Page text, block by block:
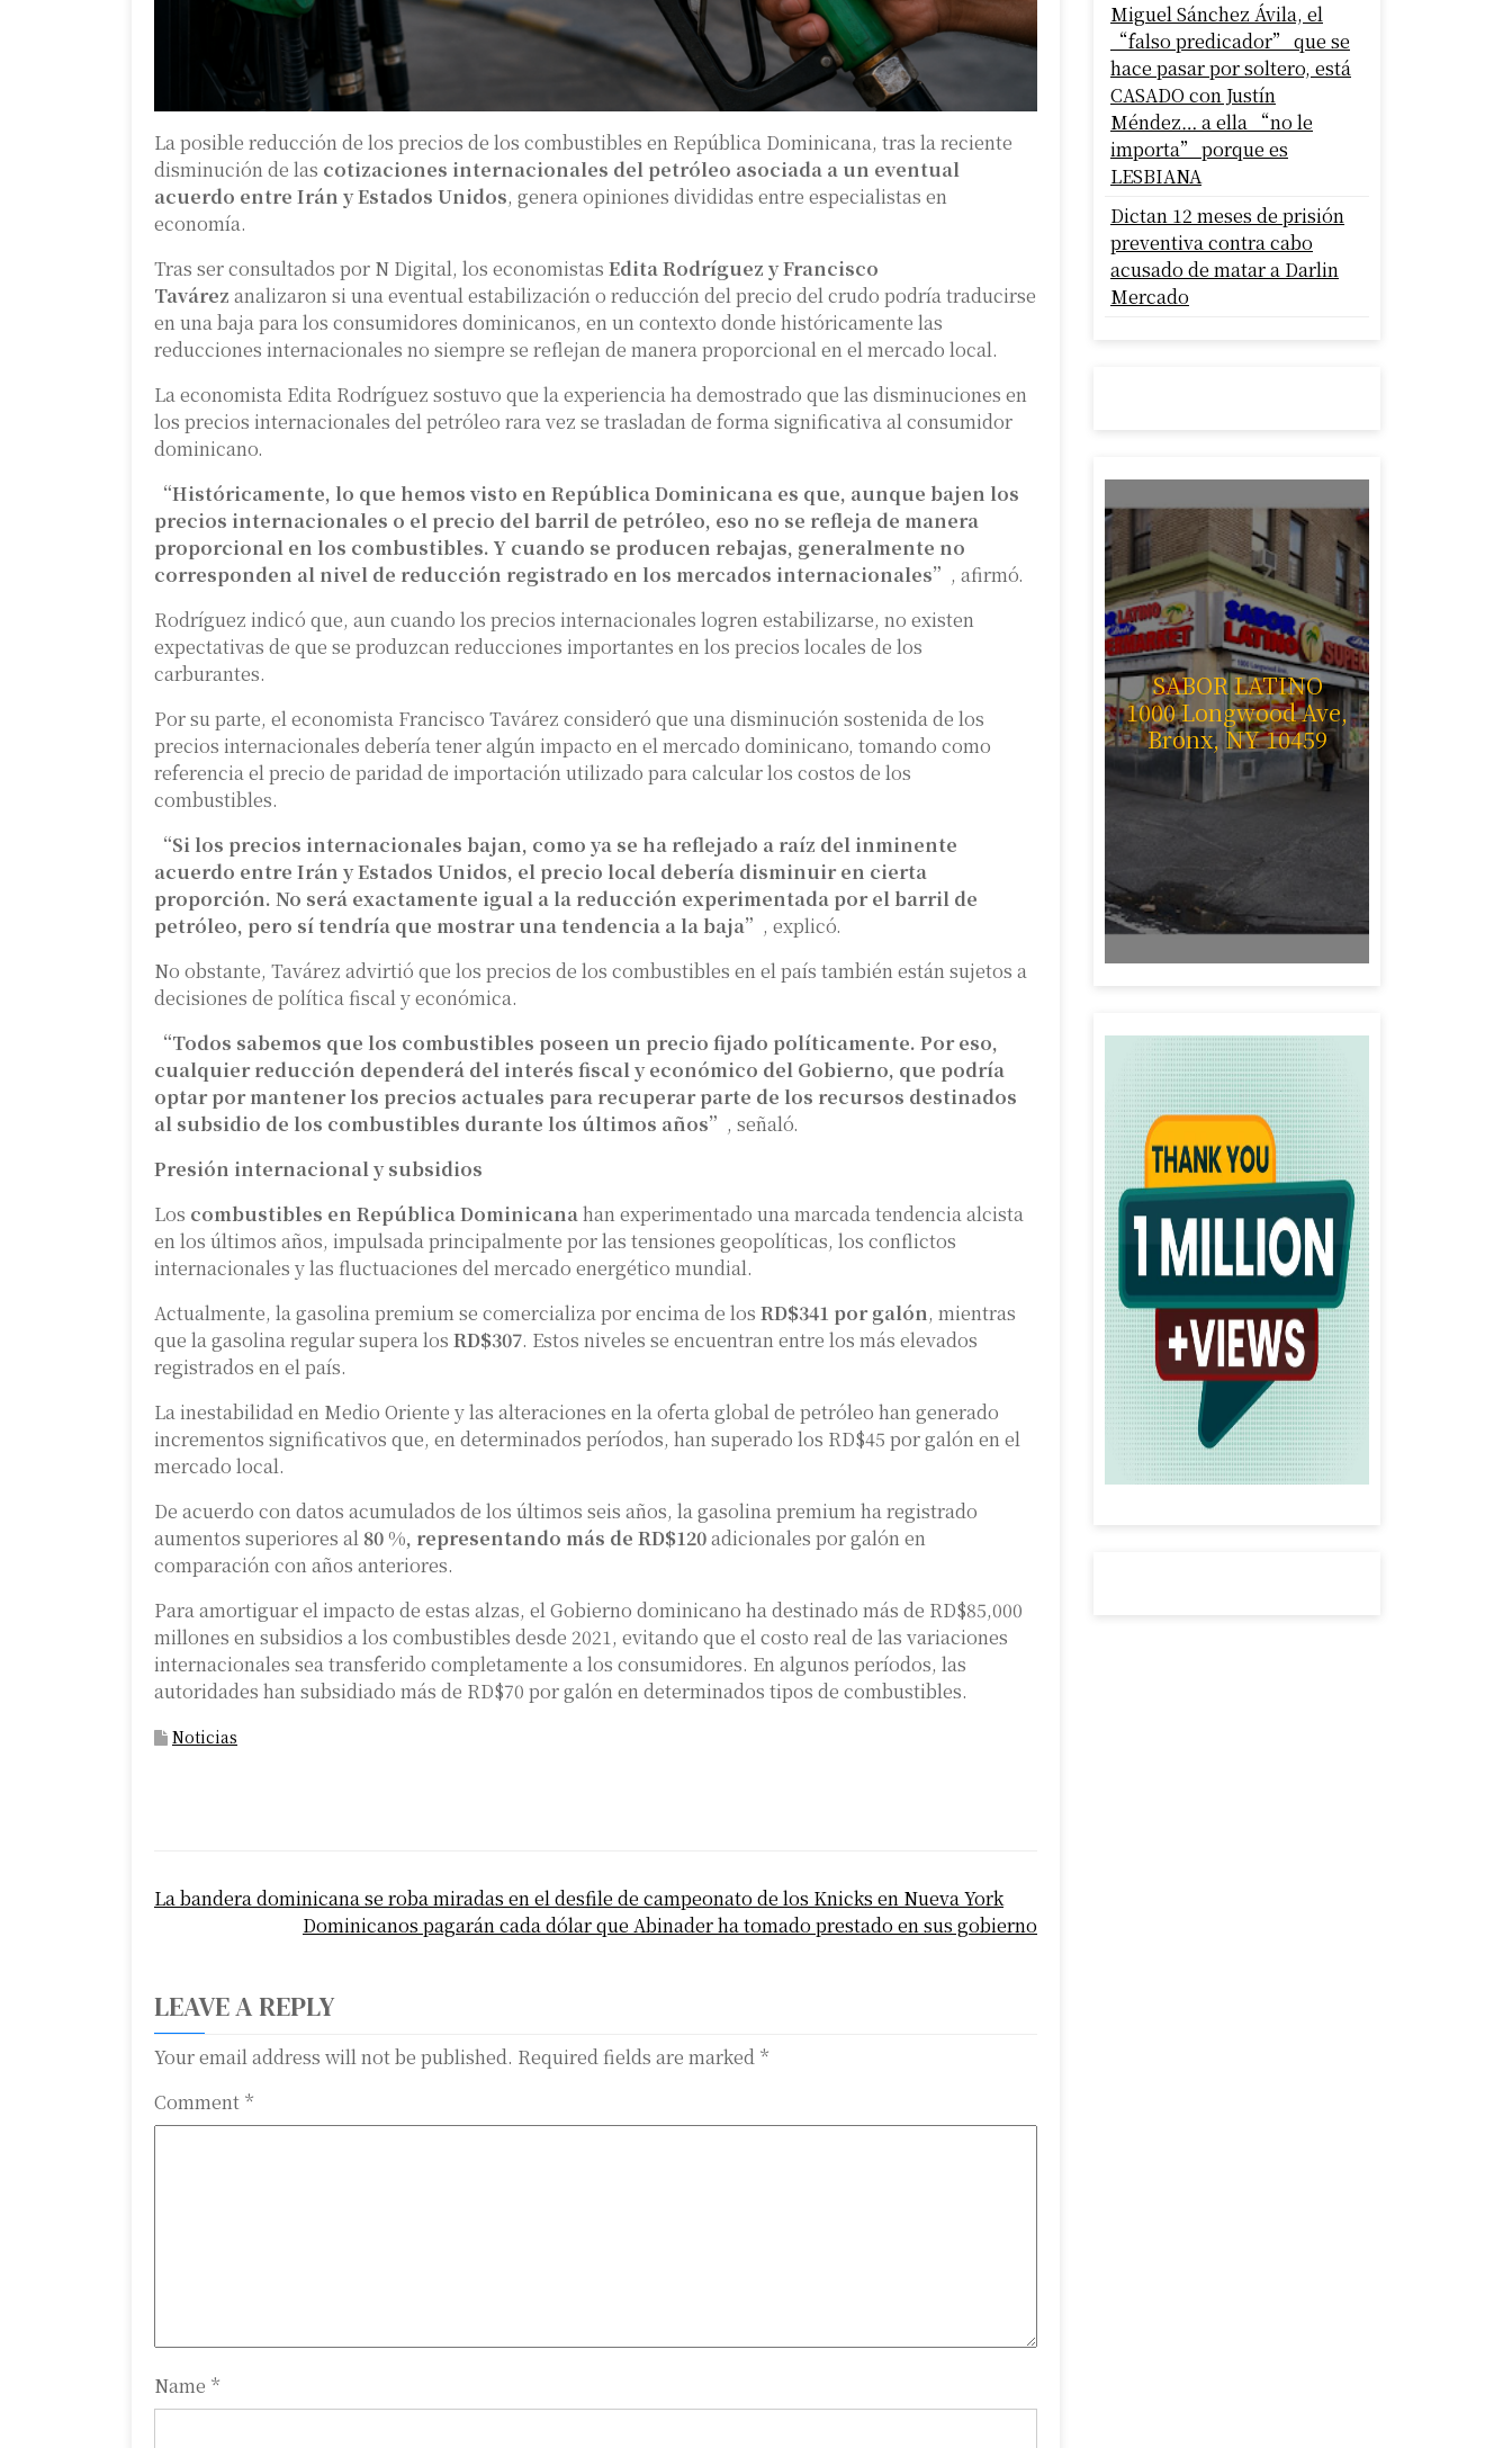
La posible reducción de los precios de los combustibles en República Dominicana, tras la reciente
disminución de las cotizaciones internacionales del petróleo asociada a un eventual
acuerdo entre Irán y Estados Unidos, genera opiniones divididas entre especialistas en
economía.
Tras ser consultados por N Digital, los economistas Edita Rodríguez y Francisco
Tavárez analizaron si una eventual estabilización o reducción del precio del crudo podría traducirse
en una baja para los consumidores dominicanos, en un contexto donde históricamente las
reducciones internacionales no siempre se reflejan de manera proporcional en el mercado local.
La economista Edita Rodríguez sostuvo que la experiencia ha demostrado que las disminuciones en
los precios internacionales del petróleo rara vez se trasladan de forma significativa al consumidor
dominicano.
“Históricamente, lo que hemos visto en República Dominicana es que, aunque bajen los
precios internacionales o el precio del barril de petróleo, eso no se refleja de manera
proporcional en los combustibles. Y cuando se producen rebajas, generalmente no
corresponden al nivel de reducción registrado en los mercados internacionales” , afirmó.
Rodríguez indicó que, aun cuando los precios internacionales logren estabilizarse, no existen
expectativas de que se produzcan reducciones importantes en los precios locales de los
carburantes.
Por su parte, el economista Francisco Tavárez consideró que una disminución sostenida de los
precios internacionales debería tener algún impacto en el mercado dominicano, tomando como
referencia el precio de paridad de importación utilizado para calcular los costos de los
combustibles.
“Si los precios internacionales bajan, como ya se ha reflejado a raíz del inminente
acuerdo entre Irán y Estados Unidos, el precio local debería disminuir en cierta
proporción. No será exactamente igual a la reducción experimentada por el barril de
petróleo, pero sí tendría que mostrar una tendencia a la baja” , explicó.
No obstante, Tavárez advirtió que los precios de los combustibles en el país también están sujetos a
decisiones de política fiscal y económica.
“Todos sabemos que los combustibles poseen un precio fijado políticamente. Por eso,
cualquier reducción dependerá del interés fiscal y económico del Gobierno, que podría
optar por mantener los precios actuales para recuperar parte de los recursos destinados
al subsidio de los combustibles durante los últimos años” , señaló.
Presión internacional y subsidios
Los combustibles en República Dominicanahan experimentado una marcada tendencia alcista
en los últimos años, impulsada principalmente por las tensiones geopolíticas, los conflictos
internacionales y las fluctuaciones del mercado energético mundial.
Actualmente, la gasolina premium se comercializa por encima de los RD$341 por galón, mientras
que la gasolina regular supera los RD$307. Estos niveles se encuentran entre los más elevados
registrados en el país.
La inestabilidad en Medio Oriente y las alteraciones en la oferta global de petróleo han generado
incrementos significativos que, en determinados períodos, han superado los RD$45 por galón en el
mercado local.
De acuerdo con datos acumulados de los últimos seis años, la gasolina premium ha registrado
aumentos superiores al 80 %, representando más de RD$120adicionales por galón en
comparación con años anteriores.
Para amortiguar el impacto de estas alzas, el Gobierno dominicano ha destinado más de RD$85,000
millones en subsidios a los combustibles desde 2021, evitando que el costo real de las variaciones
internacionales sea transferido completamente a los consumidores. En algunos períodos, las
autoridades han subsidiado más de RD$70 por galón en determinados tipos de combustibles.
Noticias
o
t
n
a
v
i
o
n
La bandera dominicana se roba miradas en el desfile de campeonato de los Knicks en Nueva York
Dominicanos pagarán cada dólar que Abinader ha tomado prestado en sus gobierno
LEAVE A REPLY
Your email address will not be published. Required fields are marked *
Comment *
Name *
Miguel Sánchez Ávila, el
“falso predicador” que se
hace pasar por soltero, está
CASADO con Justín
Méndez… a ella “no le
importa” porque es
LESBIANA
Dictan 12 meses de prisión
preventiva contra cabo
acusado de matar a Darlin
Mercado
SABOR LATINO
1000 Longwood Ave,
Bronx, NY 10459